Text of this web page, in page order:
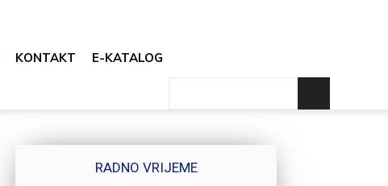
KONTAKT E-KATALOG
RADNO VRIJEME